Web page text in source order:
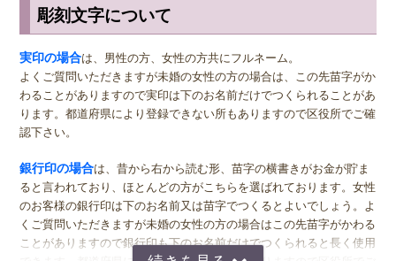
サイズ選びのアドバイス
実印の男性用は、堂々とした大きいサイズの直径16.5ミリまたは18.0
ミリがおすすめです。女性用の実印でフルネームの場合は、15.0ミ
リ。女性用の実印で名のみの場合は、13.5ミリがおすすめです。女性
の方でご結婚されている場合は、ご主人様より小さいものをお選びに
なるのが一般的ですが、同じ大きさの実印でも問題ございません。女
女関係なく大きいものをおすすめします。代表者としての実印をお作
り下さい。印材によっては、21.0ミリもご用意しています。ご入用の
際は、各商品ページにてご確認ください。
銀行印の男性用は、16.5ミリがおすすめです。女性用は、13.5ミリ
彫刻文字について
実印の場合は、男性の方、女性の方共にフルネーム。
よくご質問いただきますが未婚の女性の方の場合は、この先苗字がか
わることがありますので実印は下のお名前だけでつくられることがあ
ります。都道府県により登録できない所もありますので区役所でご確
認下さい。
銀行印の場合は、昔から右から読む形、苗字の横書きがお金が貯ま
ると言われており、ほとんどの方がこちらを選ばれております。女性
のお客様の銀行印は下のお名前又は苗字でつくるとよいでしょう。よ
くご質問いただきますが未婚の女性の方の場合はこの先苗字がかわる
ことがありますので銀行印も下のお名前だけでつくられると長く使用